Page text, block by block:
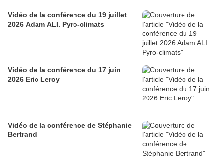
Vidéo de la conférence du 19 juillet
2026 Adam ALI. Pyro-climats
Vidéo de la conférence du 17 juin
2026 Eric Leroy
Vidéo de la conférence de Stéphanie
Bertrand